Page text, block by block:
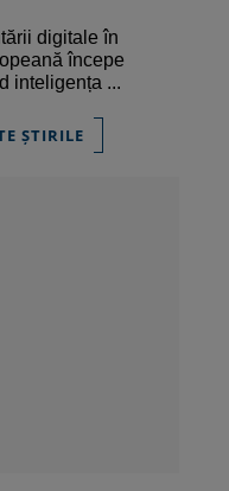
digitale în
începe
inteligența ...
ȘTIRILE